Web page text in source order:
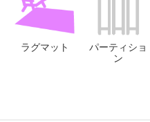
ラグマット
パーティショ
ン